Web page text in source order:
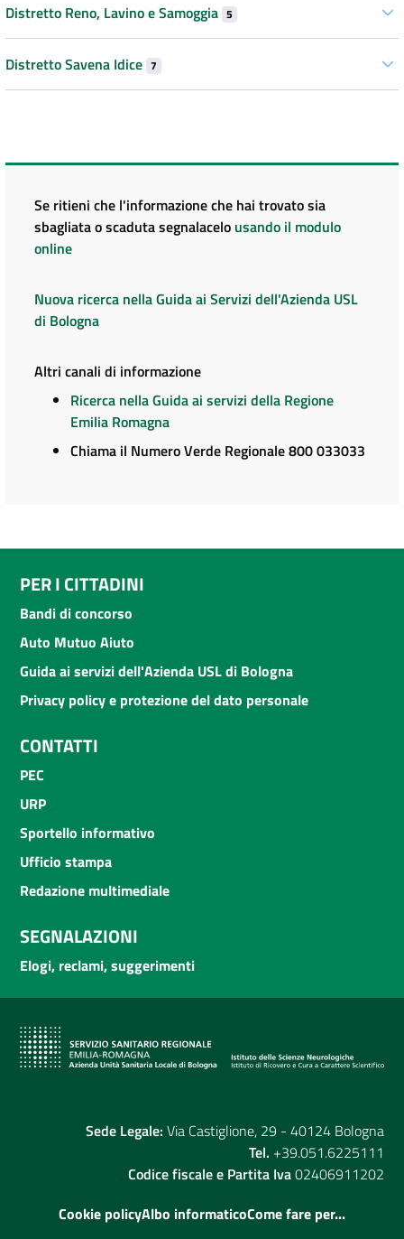
Distretto Reno, Lavino e Samoggia 5
Distretto Savena Idice 7
Se ritieni che l'informazione che hai trovato sia
sbagliata o scaduta segnalacelo usando il modulo
online
Nuova ricerca nella Guida ai Servizi dell'Azienda USL
di Bologna
Altri canali di informazione
Ricerca nella Guida ai servizi della Regione
Emilia Romagna
Chiama il Numero Verde Regionale 800 033033
PER I CITTADINI
Bandi di concorso
Auto Mutuo Aiuto
Guida ai servizi dell'Azienda USL di Bologna
Privacy policy e protezione del dato personale
CONTATTI
PEC
URP
Sportello informativo
Ufficio stampa
Redazione multimediale
SEGNALAZIONI
Elogi, reclami, suggerimenti
Sede Legale: Via Castiglione, 29 - 40124 Bologna
Tel. +39.051.6225111
Codice fiscale e Partita Iva02406911202
Cookie policyAlbo informaticoCome fare per...